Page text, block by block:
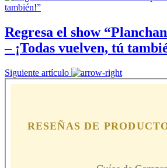
Regresa el show
– ¡Todas vuelven, tú
Siguiente artículo